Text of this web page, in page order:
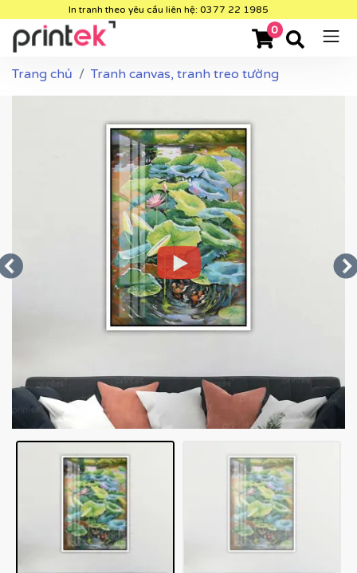
In tranh theo yêu cầu liên hệ: 0377 22 1985
0
Trang chủ Tranh canvas, tranh treo tường